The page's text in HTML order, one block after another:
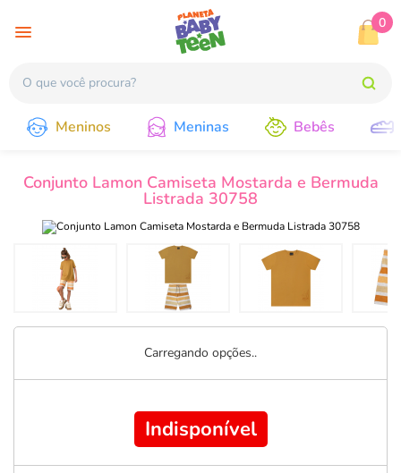
0
Meninos Meninas Bebês
Conjunto Lamon Camiseta Mostarda e Bermuda
Listrada 30758
Carregando opções..
Indisponível